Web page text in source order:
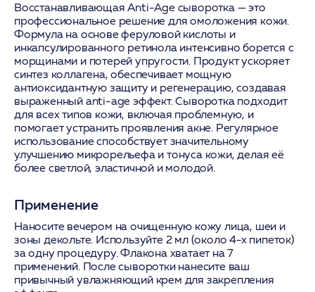
Восстанавливающая Anti-Age сыворотка — это
профессиональное решение для омоложения кожи.
Формула на основе феруловой кислоты и
инкапсулированного ретинола интенсивно борется с
морщинами и потерей упругости. Продукт ускоряет
синтез коллагена, обеспечивает мощную
антиоксидантную защиту и регенерацию, создавая
выраженный anti-age эффект. Сыворотка подходит
для всех типов кожи, включая проблемную, и
помогает устранить проявления акне. Регулярное
использование способствует значительному
улучшению микрорельефа и тонуса кожи, делая её
более светлой, эластичной и молодой.
Применение
Наносите вечером на очищенную кожу лица, шеи и
зоны декольте. Используйте 2 мл (около 4-х пипеток)
за одну процедуру. Флакона хватает на 7
применений. После сыворотки нанесите ваш
привычный увлажняющий крем для закрепления